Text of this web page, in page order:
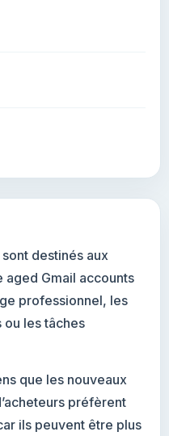
destinés aux
aged Gmail accounts
professionnel, les
les tâches
que les nouveaux
préfèrent
ils peuvent être plus